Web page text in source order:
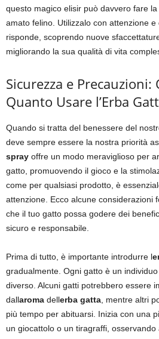
questo magico elisir può davvero fare
amato felino. Utilizzalo con attenzione
risponde, scoprendo nuove
migliorando la sua qualità di vita
Sicurezza e Precauzioni:
Quanto Usare l’Erba
Quando si tratta del benessere del
deve sempre essere la nostra priorità
spray offre un modo meraviglioso per
gatto, promuovendo il gioco e la
come per qualsiasi prodotto, è
attenzione. Ecco alcune considerazioni
che il tuo gatto possa godere dei
sicuro e responsabile.
Prima di tutto, è importante introdurre l
gradualmente. Ogni gatto è un
diverso. Alcuni gatti potrebbero essere
dallaroma dellerba gatta , mentre altri
più tempo per abituarsi. Inizia con una
un giocattolo o un tiragraffi,